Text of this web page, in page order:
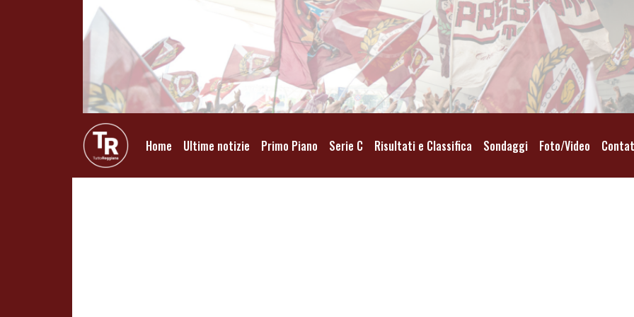
Home Ultime notizie Primo Piano Serie C Risultati e Classifica Sondaggi Foto/Video